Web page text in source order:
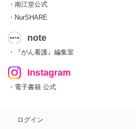
・南江堂公式
・NurSHARE
note
・『がん看護』編集室
Instagram
・電子書籍 公式
ログイン